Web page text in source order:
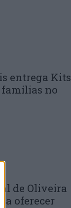
entrega Kits
no
de Oliveira
a oferecer